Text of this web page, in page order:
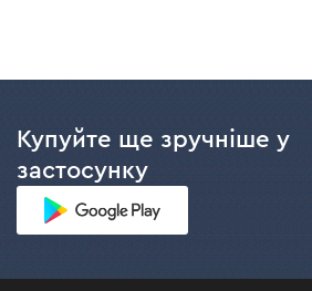
Купуйте ще зручніше у
застосунку